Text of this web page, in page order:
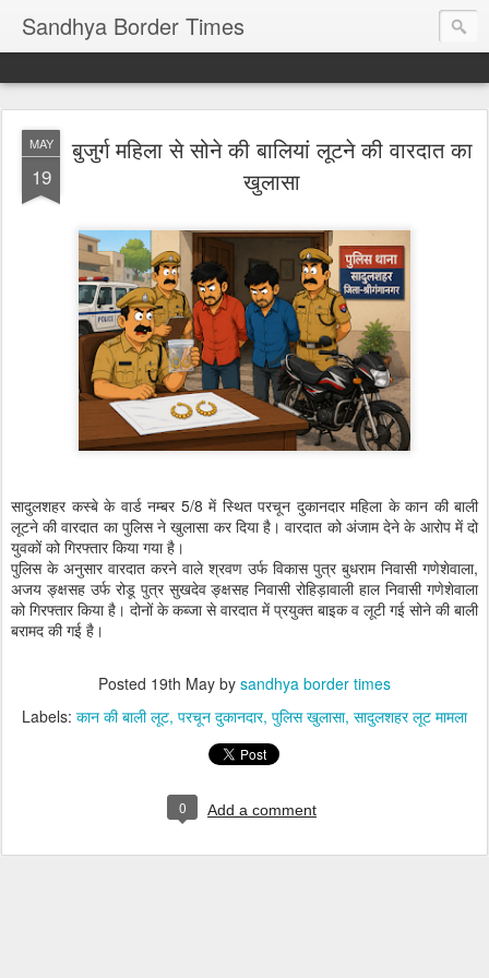
Sandhya Border Times
MAY
19
बुजुर्ग महिला से सोने की बालियां लूटने की वारदात का
खुलासा
सादुलशहर कस्बे के वार्ड नम्बर 5/8 में स्थित परचून दुकानदार महिला के कान की बाली
लूटने की वारदात का पुलिस ने खुलासा कर दिया है। वारदात को अंजाम देने के आरोप में दो
युवकों को गिरफ्तार किया गया है।
पुलिस के अनुसार वारदात करने वाले श्रवण उर्फ विकास पुत्र बुधराम निवासी गणेशेवाला,
अजय ङ्क्षसह उर्फ रोडू पुत्र सुखदेव ङ्क्षसह निवासी रोहिड़ावाली हाल निवासी गणेशेवाला
को गिरफ्तार किया है। दोनों के कब्जा से वारदात में प्रयुक्त बाइक व लूटी गई सोने की बाली
बरामद की गई है।
Posted 19th May by sandhya border times
Labels: कान की बाली लूट परचून दुकानदार पुलिस खुलासा सादुलशहर लूट मामला
0 Add a comment